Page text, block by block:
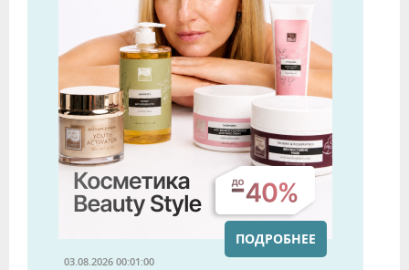
03.08.2026 00:01:00
ПОДРОБНЕЕ